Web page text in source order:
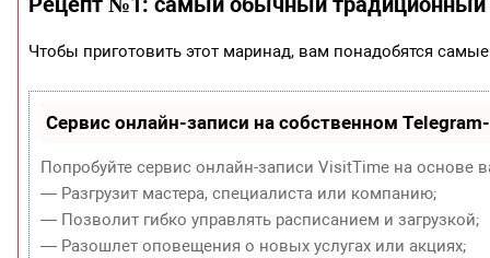
Чтобы приготовить этот маринад, вам понадобятся
Сервис онлайн-записи на собственном
Попробуйте сервис онлайн-записи VisitTime на основе
— Разгрузит мастера, специалиста или компанию;
— Позволит гибко управлять расписанием и загрузкой;
— Разошлет оповещения о новых услугах или акциях;